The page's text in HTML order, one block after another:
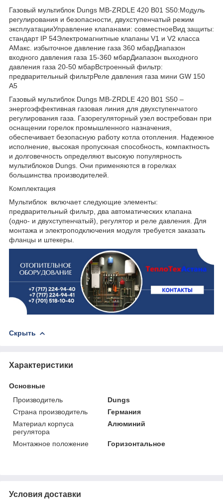
Газовый мультиблок Dungs MB-ZRDLE 420 B01 S50:Модуль
регулирования и безопасности, двухступенчатый режим
эксплуатацииУправление клапанами: совместноеВид защиты:
стандарт IP 54Электромагнитные клапаны V1 и V2 класса
АМакс. избыточное давление газа 360 мбарДиапазон
входного давления газа 15-360 мбарДиапазон выходного
давления газа 20-50 мбарВстроенный фильтр:
предварительный фильтрРеле давления газа мини GW 150
A5
Газовый мультиблок Dungs MB-ZRDLE 420 B01 S50 –
энергоэффективная газовая линия для двухступенчатого
регулирования газа. Газорегуляторный узел востребован при
оснащении горелок промышленного назначения,
обеспечивает безопасную работу котла отопления. Надежное
исполнение, высокая пропускная способность, компактность
и долговечность определяют высокую популярность
мультиблоков Dungs. Они применяются в горелках
большинства производителей.
Комплектация
Мультиблок включает следующие элементы:
предварительный фильтр, два автоматических клапана
(одно- и двухступенчатый), регулятор и реле давления. Для
монтажа и электроподключения модуля требуется заказать
фланцы и штекеры.
Скрыть
Характеристики
Основные
Производитель
Dungs
Страна производитель
Германия
Материал корпуса
регулятора
Алюминий
Монтажное положение Горизонтальное
Условия доставки